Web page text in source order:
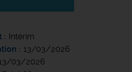
Intérim
13/03/2026
03/2026